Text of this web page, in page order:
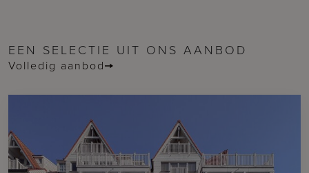
EEN SELECTIE UIT ONS AANBOD
Volledig aanbod